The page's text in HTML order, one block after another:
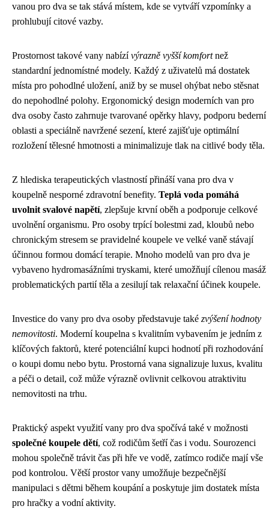
vanou pro dva se tak stává místem, kde se vytváří vzpomínky a
prohlubují citové vazby.
Prostornost takové vany nabízívýrazně vyšší komfortnež
standardní jednomístné modely. Každý z uživatelů má dostatek
místa pro pohodlné uložení, aniž by se musel ohýbat nebo stěsnat
do nepohodlné polohy. Ergonomický design moderních van pro
dva osoby často zahrnuje tvarované opěrky hlavy, podporu bederní
oblasti a speciálně navržené sezení, které zajišťuje optimální
rozložení tělesné hmotnosti a minimalizuje tlak na citlivé body těla.
Z hlediska terapeutických vlastností přináší vana pro dva v
koupelně nesporné zdravotní benefity. Teplá voda pomáhá
uvolnit svalové napětí, zlepšuje krvní oběh a podporuje celkové
uvolnění organismu. Pro osoby trpící bolestmi zad, kloubů nebo
chronickým stresem se pravidelné koupele ve velké vaně stávají
účinnou formou domácí terapie. Mnoho modelů van pro dva je
vybaveno hydromasážními tryskami, které umožňují cílenou masáž
problematických partií těla a zesilují tak relaxační účinek koupele.
Investice do vany pro dva osoby představuje také zvýšení hodnoty
nemovitosti. Moderní koupelna s kvalitním vybavením je jedním z
klíčových faktorů, které potenciální kupci hodnotí při rozhodování
o koupi domu nebo bytu. Prostorná vana signalizuje luxus, kvalitu
a péči o detail, což může výrazně ovlivnit celkovou atraktivitu
nemovitosti na trhu.
Praktický aspekt využití vany pro dva spočívá také v možnosti
společné koupele dětí, což rodičům šetří čas i vodu. Sourozenci
mohou společně trávit čas při hře ve vodě, zatímco rodiče mají vše
pod kontrolou. Větší prostor vany umožňuje bezpečnější
manipulaci s dětmi během koupání a poskytuje jim dostatek místa
pro hračky a vodní aktivity.